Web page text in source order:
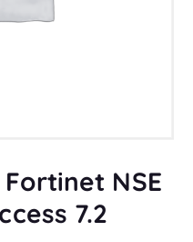
Fortinet NSE
7.2